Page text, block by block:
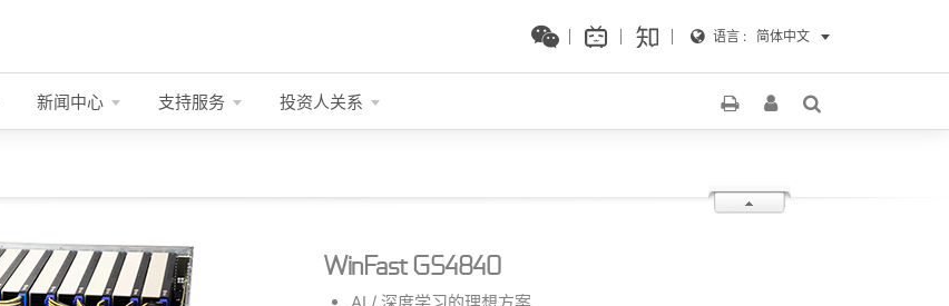
语言 : 简体中文
新闻中心 支持服务 投资人关系
WinFast GS4840